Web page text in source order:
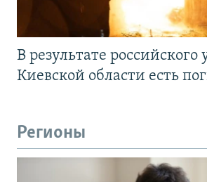
В результате российского
Киевской области есть
Регионы